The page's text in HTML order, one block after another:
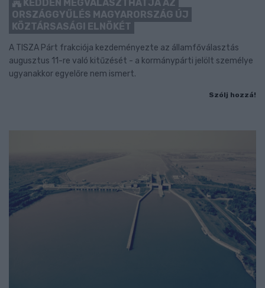
KEDDEN MEGVÁLASZTHATJA AZ
ORSZÁGGYŰLÉS MAGYARORSZÁG ÚJ
KÖZTÁRSASÁGI ELNÖKÉT
A TISZA Párt frakciója kezdeményezte az államfőválasztás
augusztus 11-re való kitűzését - a kormánypárti jelölt személye
ugyanakkor egyelőre nem ismert.
Szólj hozzá!